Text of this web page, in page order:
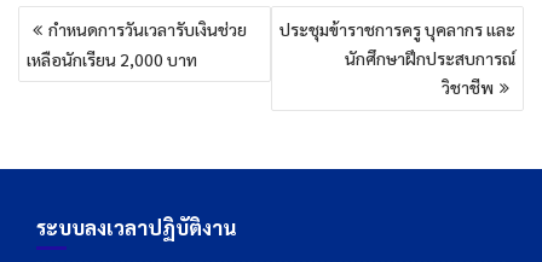
แนะแนว
เรื่องกำหนดการวันเวลารับเงินช่วย
เหลือนักเรียน 2,000 บาท
ประชุมข้าราชการครู บุคลากร และ
นักศึกษาฝึกประสบการณ์
วิชาชีพ
ระบบลงเวลาปฏิบัติงาน